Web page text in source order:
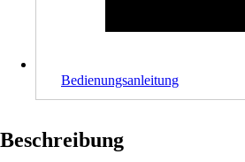
Bedienungsanleitung
Beschreibung